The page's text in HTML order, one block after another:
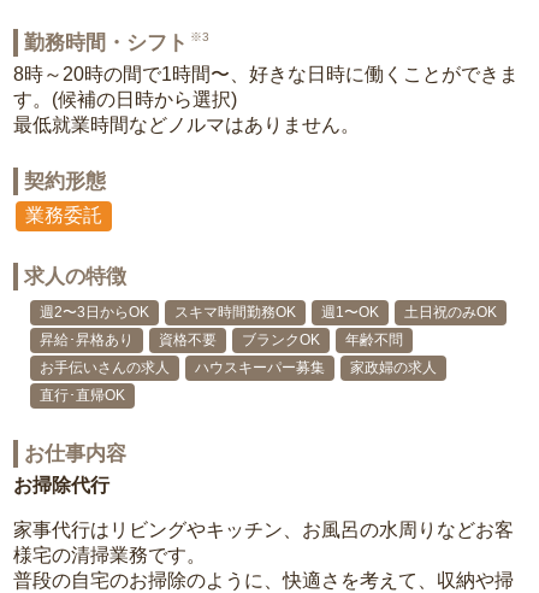
勤務時間・シフト ※3
8時～20時の間で1時間〜、好きな日時に働くことができま
す。(候補の日時から選択)
最低就業時間などノルマはありません。
契約形態
業務委託
求人の特徴
週2〜3日からOK スキマ時間勤務OK 週1〜OK
土日祝のみOK
昇給･昇格あり
資格不要 ブランクOK
年齢不問
お手伝いさんの求人
ハウスキーパー募集
家政婦の求人
直行･直帰OK
お仕事内容
お掃除代行
家事代行はリビングやキッチン、お風呂の水周りなどお客
様宅の清掃業務です。
普段の自宅のお掃除のように、快適さを考えて、収納や掃